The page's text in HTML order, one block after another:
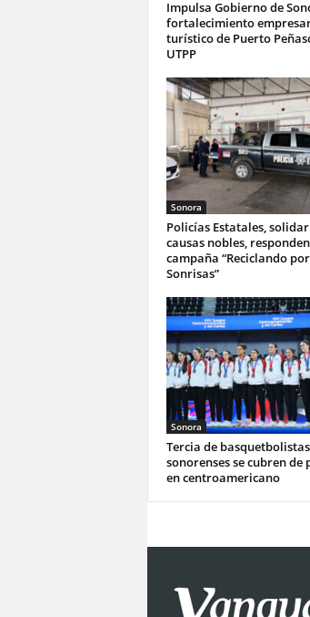
Impulsa Gobierno de
fortalecimiento
turístico de Puerto
UTPP
Sonora
Policías Estatales,
causas nobles,
campaña “Reciclando por
Sonrisas”
Sonora
Tercia de basquetbolistas
sonorenses se cubren de
en centroamericano